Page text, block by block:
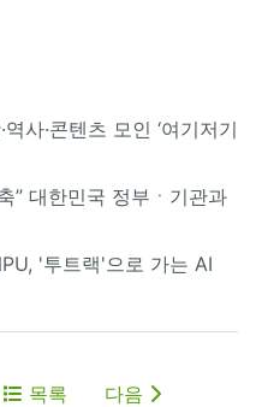
사·콘텐츠 모인 ‘여기저기
” 대한민국 정부ㆍ기관과
'투트랙'으로 가는 AI
목록 다음